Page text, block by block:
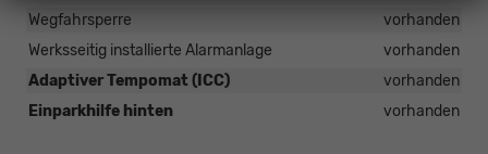
Wegfahrsperre
vorhanden
Werksseitig installierte Alarmanlage
vorhanden
Adaptiver Tempomat (ICC)
vorhanden
Einparkhilfe hinten
vorhanden